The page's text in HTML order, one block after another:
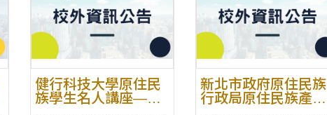
健行科技大學原住民
族學生名人講座—不
新北市政府原住民族
行政局原住民族產業